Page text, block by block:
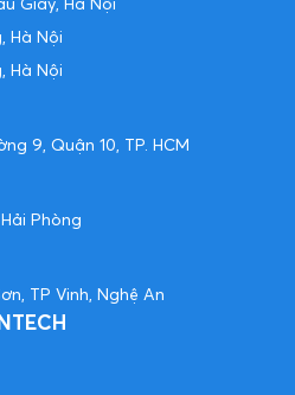
Hà Nội
Hà Nội
9, Quận 10, TP. HCM
Phòng
TP Vinh, Nghệ An